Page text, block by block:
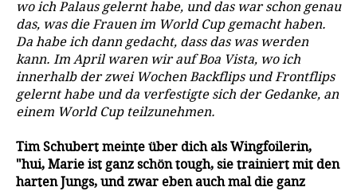
wo ich Palaus gelernt habe, und das war schon genau
das, was die Frauen im World Cup gemacht haben.
Da habe ich dann gedacht, dass das was werden
kann. Im April waren wir auf Boa Vista, wo ich
innerhalb der zwei Wochen Backflips und Frontflips
gelernt habe und da verfestigte sich der Gedanke, an
einem World Cup teilzunehmen.
Tim Schubert meinte über dich als Wingfoilerin,
"hui, Marie ist ganz schön tough, sie trainiert mit den
harten Jungs, und zwar eben auch mal die ganz